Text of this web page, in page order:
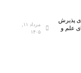
پذیرش
علم و
۱۴۰۵